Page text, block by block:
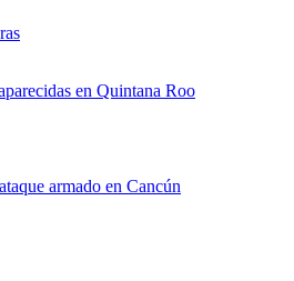
en Quintana Roo
armado en Cancún